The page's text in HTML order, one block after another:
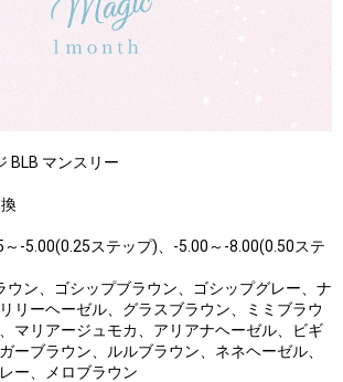
BLB マンスリー
-5.00(0.25ステップ)、-5.00～-8.00(0.50ステ
ウン、ゴシップブラウン、ゴシップグレー、ナ
リーヘーゼル、グラスブラウン、ミミブラウ
マリアージュモカ、アリアナヘーゼル、ビギ
ーブラウン、ルルブラウン、ネネヘーゼル、
ー、メロブラウン